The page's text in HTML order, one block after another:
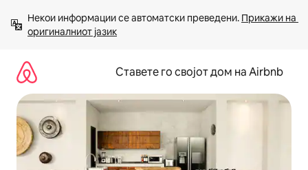
содржина
Некои информации се автоматски преведени. Прикажи на
оригиналниот јазик
Ставете го својот дом на Airbnb